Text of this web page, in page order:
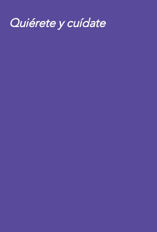
Quiérete y cuídate